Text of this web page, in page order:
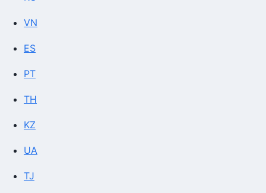
VN
ES
PT
TH
KZ
UA
TJ